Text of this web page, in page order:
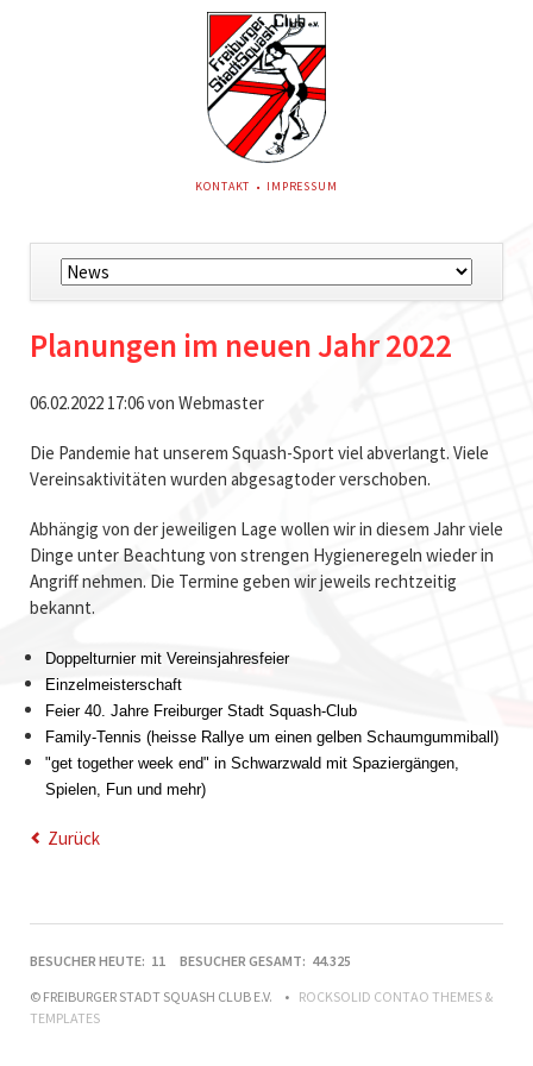
NAVIGATION
KONTAKT IMPRESSUM
Navigation
überspringen
Planungen im neuen Jahr 2022
06.02.2022 17:06von Webmaster
Die Pandemie hat unserem Squash-Sport viel abverlangt. Viele
Vereinsaktivitäten wurden abgesagtoder verschoben.
Abhängig von der jeweiligen Lage wollen wir in diesem Jahr viele
Dinge unter Beachtung von strengen Hygieneregeln wieder in
Angriff nehmen. Die Termine geben wir jeweils rechtzeitig
bekannt.
Doppelturnier mit Vereinsjahresfeier
Einzelmeisterschaft
Feier 40. Jahre Freiburger Stadt Squash-Club
Family-Tennis (heisse Rallye um einen gelben Schaumgummiball)
"get together week end" in Schwarzwald mit Spaziergängen,
Spielen, Fun und mehr)
Zurück
BESUCHER HEUTE: 11 BESUCHER GESAMT: 44.325
TAG: Ø
© FREIBURGER STADT SQUASH CLUB E.V.
ROCKSOLID CONTAO THEMES &
TEMPLATES